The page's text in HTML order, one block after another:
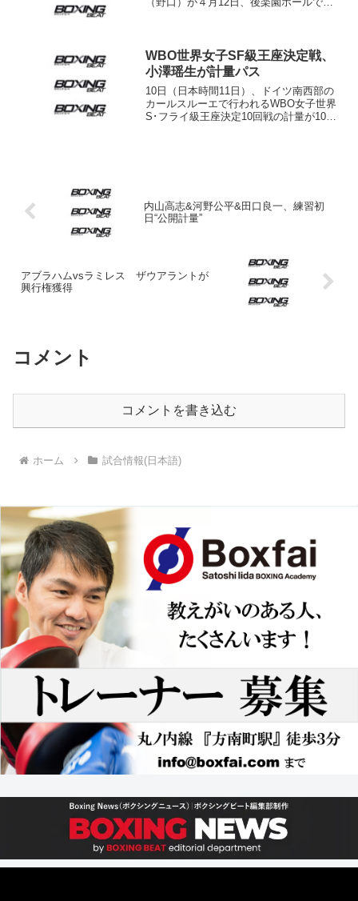
橋）がプロ３戦目に挑む4...
WBO世界女子SF級王座決定戦、
小澤瑶生が計量パス
10日（日本時間11日）、ドイツ南西部の
カールスルーエで行われるWBO女子世界
S･フライ級王座決定10回戦の計量が10
内山高志&河野公平&田口良一、練習初
日“公開計量”
アブラハムvsラミレス ザウアラントが
興行権獲得
コメント
コメントを書き込む
ホーム 試合情報(日本語)